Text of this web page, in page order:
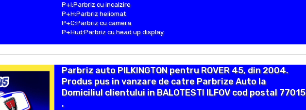
P+I:Parbriz cu incalzire
P+H:Parbriz heliomat
P+C:Parbriz cu camera
P+Hud:Parbriz cu head up display
Parbriz auto PILKINGTON pentru ROVER 45, din 2004.
Produs pus in vanzare de catre Parbrize Auto la
Domiciliul clientului in BALOTESTI ILFOV cod postal 77015
.